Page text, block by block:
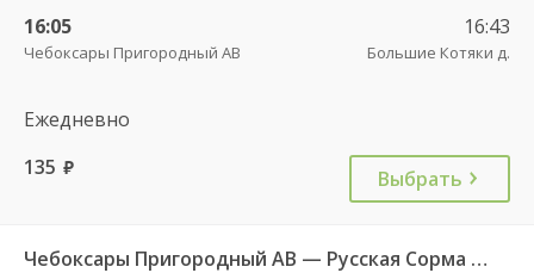
16:05
Чебоксары Пригородный АВ
16:43
Большие Котяки д.
Ежедневно
135 руб. Выбрать
Чебоксары Пригородный АВ — Русская Сорма с. 128